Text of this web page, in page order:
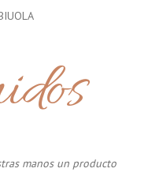
manos un producto